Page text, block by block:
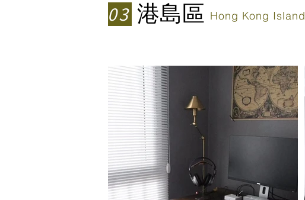
03 港島區 Hong Kong Island